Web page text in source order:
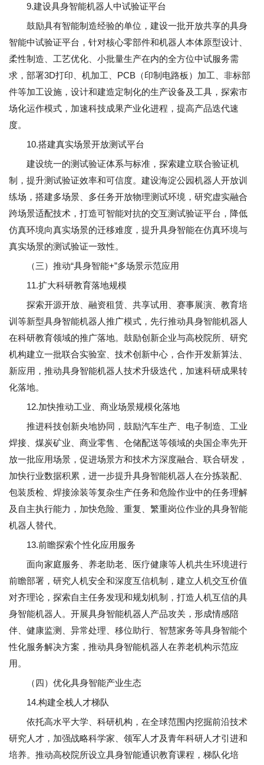
9.建设具身智能机器人中试验证平台
鼓励具有智能制造经验的单位，建设一批开放共享的具身
智能中试验证平台，针对核心零部件和机器人本体原型设计、
柔性制造、工艺优化、小批量生产在内的全方位中试服务需
求，部署3D打印、机加工、PCB（印制电路板）加工、非标部
件等加工设施，设计和建造定制化的生产设备及工具，探索市
场化运作模式，加速科技成果产业化进程，提高产品迭代速
度。
10.搭建真实场景开放测试平台
建设统一的测试验证体系与标准，探索建立联合验证机
制，提升测试验证效率和可信度。建设海淀公园机器人开放训
练场，搭建多场景、多任务开放物理测试环境，研究虚实融合
跨场景适配技术，打造可智能对抗的交互测试验证平台，降低
仿真环境向真实场景的迁移难度，提升具身智能在仿真环境与
真实场景的测试验证一致性。
（三）推动“具身智能+”多场景示范应用
11.扩大科研教育落地规模
探索开源开放、融资租赁、共享试用、赛事展演、教育培
训等新型具身智能机器人推广模式，先行推动具身智能机器人
在科研教育领域的推广落地。鼓励创新企业与高校院所、研究
机构建立一批联合实验室、技术创新中心，合作开发新算法、
新应用，推动具身智能机器人技术升级迭代，加速科研成果转
化落地。
12.加快推动工业、商业场景规模化落地
推进科技创新央地协同，鼓励汽车生产、电子制造、工业
焊接、煤炭矿业、商业零售、仓储配送等领域的央国企率先开
放一批应用场景，促进场景方和技术方深度融合、联合研发，
加快行业数据积累，进一步提升具身智能机器人在分拣装配、
包装质检、焊接涂装等复杂生产任务和危险作业中的任务理解
及自主执行能力，加快危险、重复、繁重岗位作业的具身智能
机器人替代。
13.前瞻探索个性化应用服务
面向家庭服务、养老助老、医疗健康等人机共生环境进行
前瞻部署，研究人机安全和深度互信机制，建立人机交互价值
对齐理论，探索自主任务发现和规划机制，打造人机互信的具
身智能机器人。开展具身智能机器人产品攻关，形成情感陪
伴、健康监测、异常处理、移位助行、智慧家务等具身智能个
性化服务解决方案，推动具身智能机器人在养老机构示范应
用。
（四）优化具身智能产业生态
14.构建全栈人才梯队
依托高水平大学、科研机构，在全球范围内挖掘前沿技术
研究人才，加强战略科学家、领军人才及青年科研人才引进和
培养。推动高校院所设立具身智能通识教育课程，梯队化培